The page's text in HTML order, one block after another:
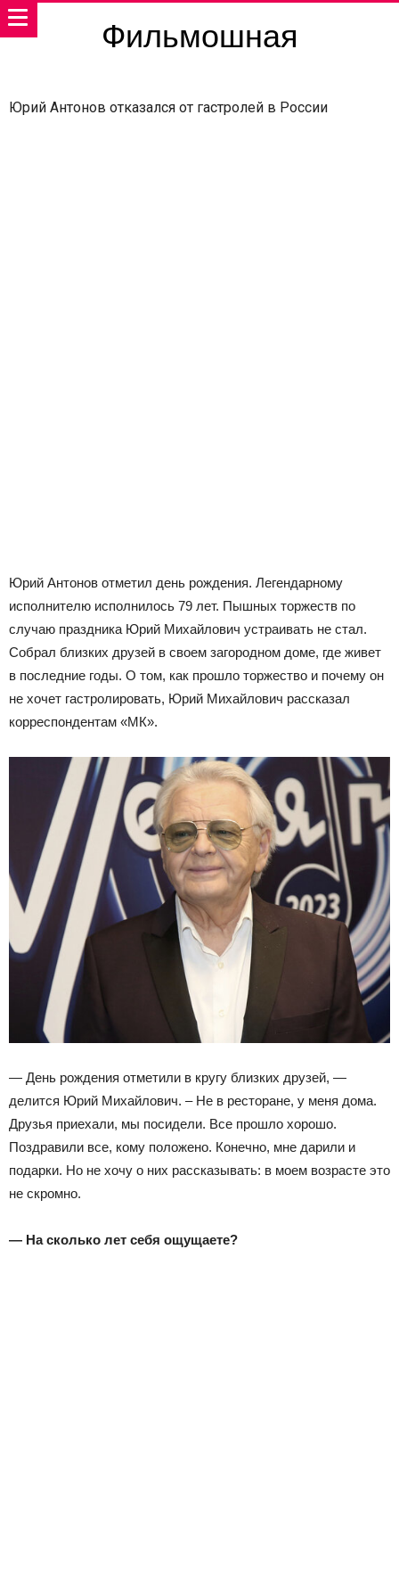
Фильмошная
Юрий Антонов отказался от гастролей в России
Юрий Антонов отметил день рождения. Легендарному
исполнителю исполнилось 79 лет. Пышных торжеств по
случаю праздника Юрий Михайлович устраивать не стал.
Собрал близких друзей в своем загородном доме, где живет
в последние годы. О том, как прошло торжество и почему он
не хочет гастролировать, Юрий Михайлович рассказал
корреспондентам «МК».
— День рождения отметили в кругу близких друзей, —
делится Юрий Михайлович. – Не в ресторане, у меня дома.
Друзья приехали, мы посидели. Все прошло хорошо.
Поздравили все, кому положено. Конечно, мне дарили и
подарки. Но не хочу о них рассказывать: в моем возрасте это
не скромно.
— На сколько лет себя ощущаете?